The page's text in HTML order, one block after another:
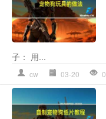
子： 用...
cw 03-20 0